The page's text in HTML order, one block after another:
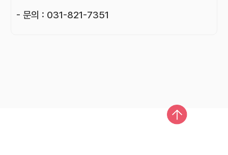
- 문의 : 031-821-7351